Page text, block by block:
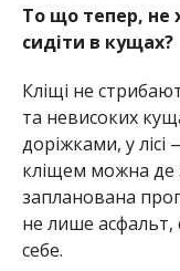
То що тепер, не
сидіти в кущах?
Кліщі не
та невисоких
доріжками, у лісі
кліщем можна де
запланована
не лише асфальт,
себе.